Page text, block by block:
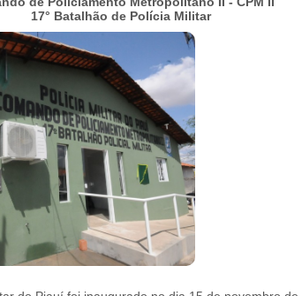
17° Batalhão de Polícia Militar